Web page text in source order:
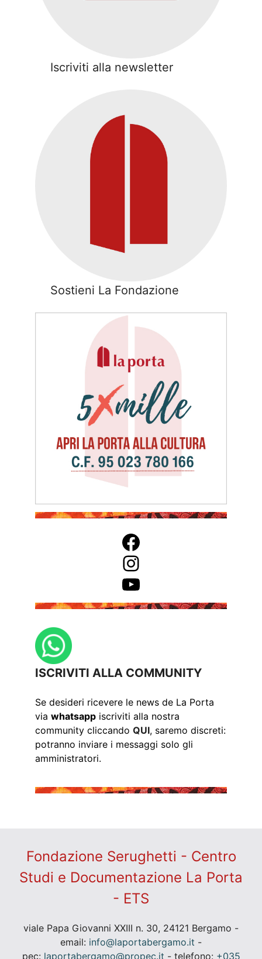
Iscriviti alla newsletter
Sostieni La Fondazione
Facebook
Instagram
YouTube
ISCRIVITI ALLA COMMUNITY
Se desideri ricevere le news de La Porta
via whatsapp iscriviti alla nostra
community cliccando QUI, saremo discreti:
potranno inviare i messaggi solo gli
amministratori.
Fondazione Serughetti - Centro
Studi e Documentazione La Porta
- ETS
viale Papa Giovanni XXIII n. 30, 24121 Bergamo -
email: info@laportabergamo.it -
pec: laportabergamo@propec.it - telefono: +035